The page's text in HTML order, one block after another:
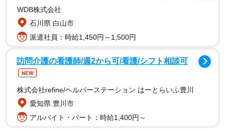
身の中野聡子さん（42）が2008年に結成したお笑いコンビ
で、2014年に白塗りの橋本さん、中年男性に扮した中野さ
んが繰り広げるシュールなコント「未亡人朱美ちゃんと細
貝さん」で一気にブレークしました。さらに、持ちギャグ
の「ダメよ～ダメダメ」は、その年の「ユーキャン新語・
WDB株式会社
石川県 白山市
派遣社員：時給1,450円～1,500円
訪問介護の看護師/週2から可/看護/シフト相談可
NEW
株式会社refine/ヘルパーステーション はーとらいふ豊川
愛知県 豊川市
アルバイト・パート：時給1,400円～